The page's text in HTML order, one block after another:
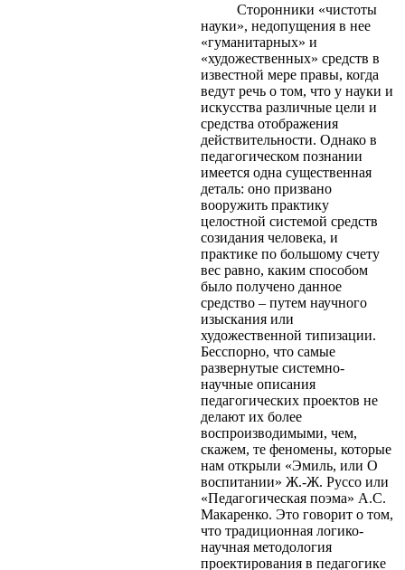
Сторонники «чистоты
науки», недопущения в нее
«гуманитарных» и
«художественных» средств в
известной мере правы, когда
ведут речь о том, что у науки и
искусства различные цели и
средства отображения
действительности. Однако в
педагогическом познании
имеется одна существенная
деталь: оно призвано
вооружить практику
целостной системой средств
созидания человека, и
практике по большому счету
вес равно, каким способом
было получено данное
средство – путем научного
изыскания или
художественной типизации.
Бесспорно, что самые
развернутые системно-
научные описания
педагогических проектов не
делают их более
воспроизводимыми, чем,
скажем, те феномены, которые
нам открыли «Эмиль, или О
воспитании» Ж.-Ж. Руссо или
«Педагогическая поэма» А.С.
Макаренко. Это говорит о том,
что традиционная логико-
научная методология
проектирования в педагогике